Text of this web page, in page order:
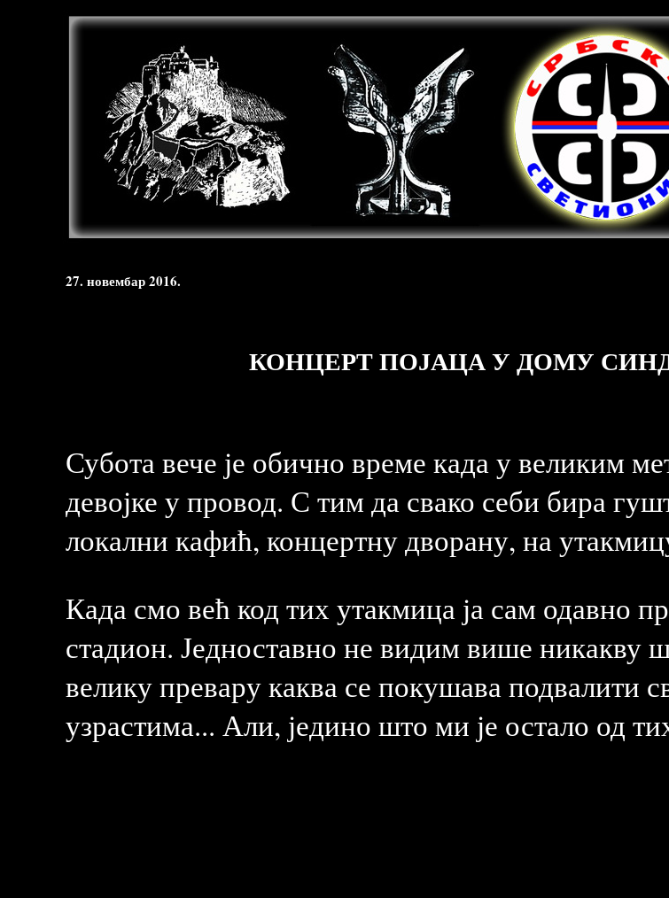
27. новембар 2016.
КОНЦЕРТ ПОЈАЦА У ДОМУ
Субота вече је обично време када у великим
девојке у провод. С тим да свако себи бира
локални кафић, концертну дворану, на
Када смо већ код тих утакмица ја сам одавно
стадион. Једноставно не видим више никакву
велику превару каква се покушава подвалити
узрастима... Али, једино што ми је остало од